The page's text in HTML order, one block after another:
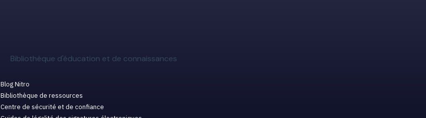
Bibliothèque d'éducation et de connaissances
Blog Nitro
Bibliothèque de ressources
Centre de sécurité et de confiance